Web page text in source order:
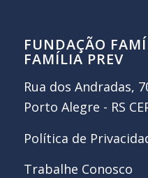
FUNDAÇÃO
FAMÍLIA PREV
Rua dos Andradas,
Porto Alegre - RS
Política de
Trabalhe Conosco